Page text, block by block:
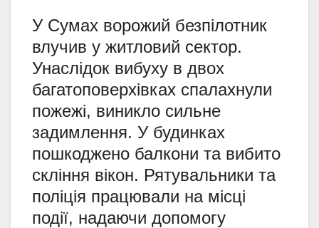
У Сумах ворожий безпілотник
влучив у житловий сектор.
Унаслідок вибуху в двох
багатоповерхівках спалахнули
пожежі, виникло сильне
задимлення. У будинках
пошкоджено балкони та вибито
скління вікон. Рятувальники та
поліція працювали на місці
події, надаючи допомогу